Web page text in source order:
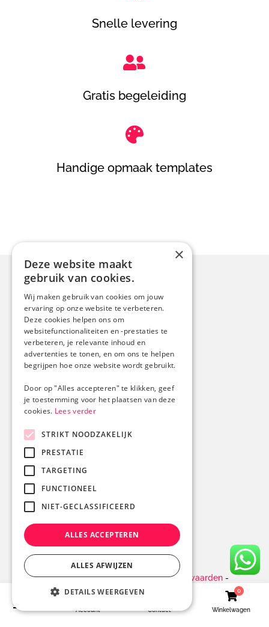
Account Contact
0
Winkelwagen
Snelle levering

Gratis begeleiding

Handige opmaak templates
Contact
6644 DS, Ewijk
Nederland
info@boogaardreclame.nl
024-3737079
Onze garanties
Snelle levering
Gratis begeleiding
Handige opmaak templates
© 2026 Boogaard Reclame-Algemene voorwaarden -
Privacyverklaring -Cookiebeleid
- Gemaakt
door:
×
Deze website maakt
gebruik van cookies.
Wij maken gebruik van cookies om jouw
ervaring op onze website te verbeteren.
Deze cookies helpen ons om
websitefunctionaliteiten en -prestaties te
verbeteren, je relevante inhoud en
advertenties te tonen, en om ons te helpen
begrijpen hoe onze website wordt gebruikt.
Door op "Alles accepteren" te klikken, geef
je toestemming voor het plaatsen van deze
cookies. Lees verder
STRIKT NOODZAKELIJK
PRESTATIE
TARGETING
FUNCTIONEEL
NIET-GECLASSIFICEERD
ALLES ACCEPTEREN
ALLES AFWIJZEN
DETAILS WEERGEVEN